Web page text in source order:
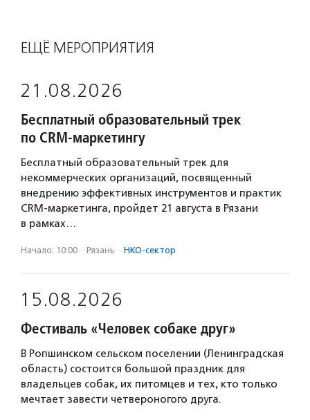
ЕЩЁ МЕРОПРИЯТИЯ
21.08.2026
Бесплатный образовательный трек
по CRM-маркетингу
Бесплатный образовательный трек для
некоммерческих организаций, посвященный
внедрению эффективных инструментов и практик
CRM-маркетинга, пройдет 21 августа в Рязани
в рамках…
Начало: 10:00 · Рязань · НКО-сектор
15.08.2026
Фестиваль «Человек собаке друг»
В Ропшинском сельском поселении (Ленинградская
область) состоится большой праздник для
владельцев собак, их питомцев и тех, кто только
мечтает завести четвероногого друга.